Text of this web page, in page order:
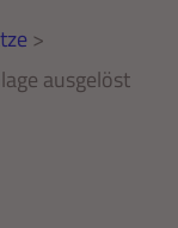
>
ausgelöst